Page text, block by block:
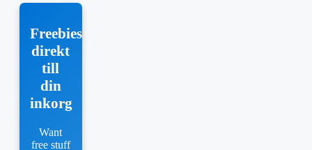
Freebies
direkt
till
din
inkorg
Want
free stuff